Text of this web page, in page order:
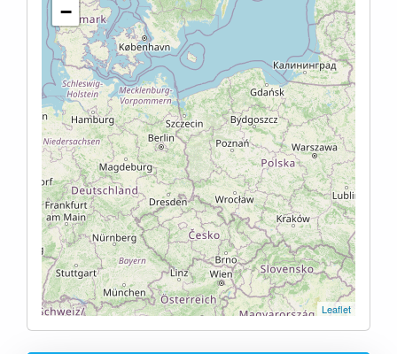
−
Leaflet